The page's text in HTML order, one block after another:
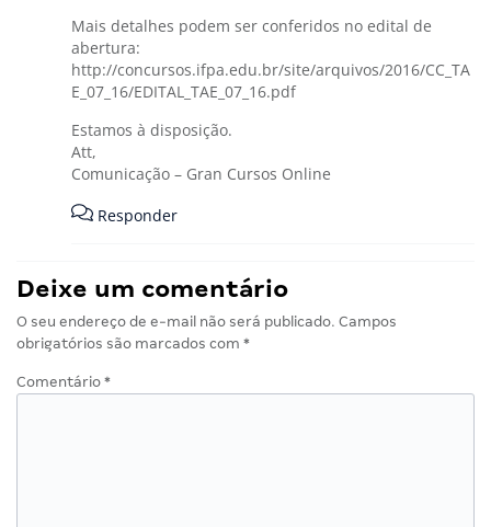
Mais detalhes podem ser conferidos no edital de
abertura:
http://concursos.ifpa.edu.br/site/arquivos/2016/CC_TA
E_07_16/EDITAL_TAE_07_16.pdf
Estamos à disposição.
Att,
Comunicação – Gran Cursos Online
Responder
Deixe um comentário
O seu endereço de e-mail não será publicado. Campos
obrigatórios são marcados com *
Comentário *